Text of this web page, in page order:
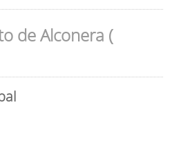
de Alconera (